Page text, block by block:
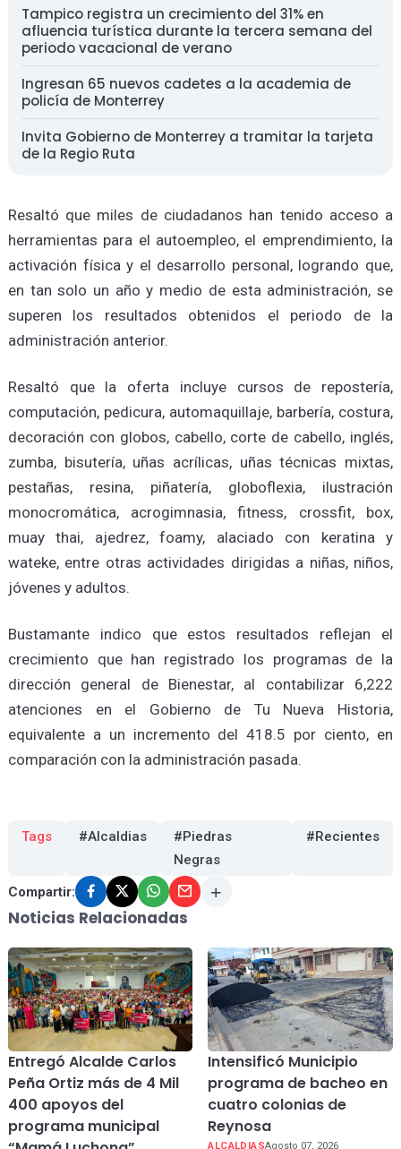
Tampico registra un crecimiento del 31% en
afluencia turística durante la tercera semana del
periodo vacacional de verano
Ingresan 65 nuevos cadetes a la academia de
policía de Monterrey
Invita Gobierno de Monterrey a tramitar la tarjeta
de la Regio Ruta
Resaltó que miles de ciudadanos han tenido acceso a
herramientas para el autoempleo, el emprendimiento, la
activación física y el desarrollo personal, logrando que,
en tan solo un año y medio de esta administración, se
superen los resultados obtenidos el periodo de la
administración anterior.
Resaltó que la oferta incluye cursos de repostería,
computación, pedicura, automaquillaje, barbería, costura,
decoración con globos, cabello, corte de cabello, inglés,
zumba, bisutería, uñas acrílicas, uñas técnicas mixtas,
pestañas, resina, piñatería, globoflexia, ilustración
monocromática, acrogimnasia, fitness, crossfit, box,
muay thai, ajedrez, foamy, alaciado con keratina y
wateke, entre otras actividades dirigidas a niñas, niños,
jóvenes y adultos.
Bustamante indico que estos resultados reflejan el
crecimiento que han registrado los programas de la
dirección general de Bienestar, al contabilizar 6,222
atenciones en el Gobierno de Tu Nueva Historia,
equivalente a un incremento del 418.5 por ciento, en
comparación con la administración pasada.
Tags #Alcaldias
#Piedras
Negras
#Recientes
Compartir:
Noticias Relacionadas
Entregó Alcalde Carlos
Peña Ortiz más de 4 Mil
400 apoyos del
programa municipal
Intensificó Municipio
programa de bacheo en
cuatro colonias de
Reynosa
ALCALDIASAgosto 07, 2026